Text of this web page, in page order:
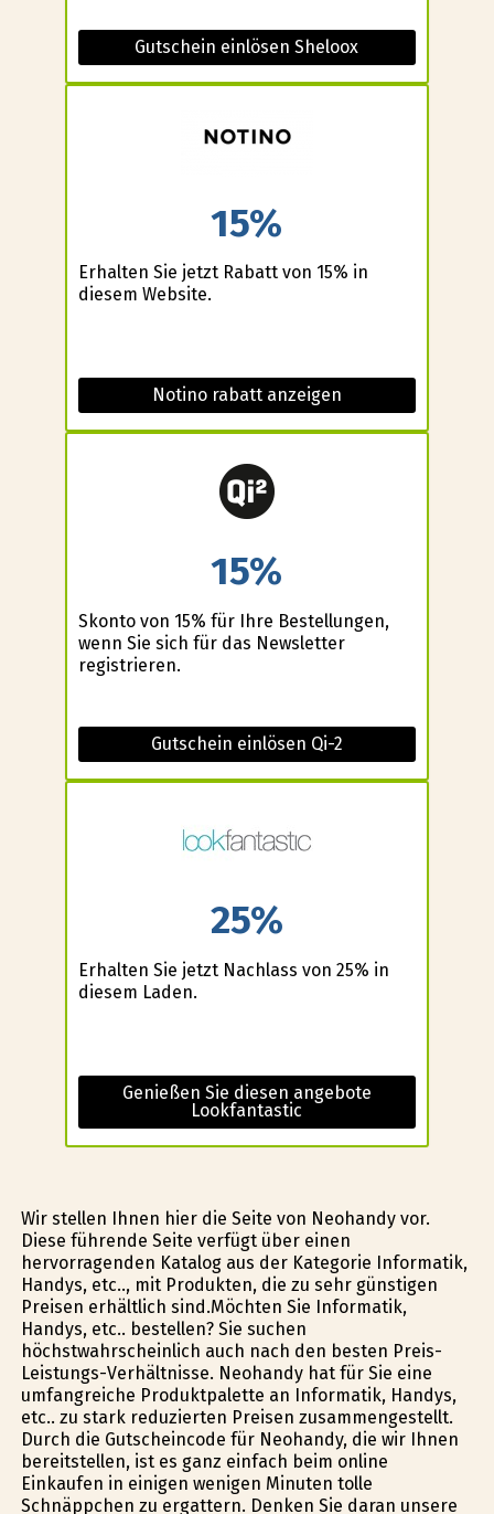
Gutschein einlösen Sheloox
15%
Erhalten Sie jetzt Rabatt von 15% in
diesem Website.
Notino rabatt anzeigen
15%
Skonto von 15% für Ihre Bestellungen,
wenn Sie sich für das Newsletter
registrieren.
Gutschein einlösen Qi-2
25%
Erhalten Sie jetzt Nachlass von 25% in
diesem Laden.
Genießen Sie diesen angebote
Lookfantastic
Wir stellen Ihnen hier die Seite von Neohandy vor.
Diese führende Seite verfügt über einen
hervorragenden Katalog aus der Kategorie Informatik,
Handys, etc.., mit Produkten, die zu sehr günstigen
Preisen erhältlich sind.Möchten Sie Informatik,
Handys, etc.. bestellen? Sie suchen
höchstwahrscheinlich auch nach den besten Preis-
Leistungs-Verhältnisse. Neohandy hat für Sie eine
umfangreiche Produktpalette an Informatik, Handys,
etc.. zu stark reduzierten Preisen zusammengestellt.
Durch die Gutscheincode für Neohandy, die wir Ihnen
bereitstellen, ist es ganz einfach beim online
Einkaufen in einigen wenigen Minuten tolle
Schnäppchen zu ergattern. Denken Sie daran unsere